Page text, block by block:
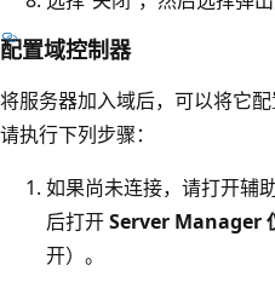
配置域控制器
将服务器加入域后，可以将它
请执行下列步骤：
如果尚未连接，请打开辅
后打开Server Manager
开）。